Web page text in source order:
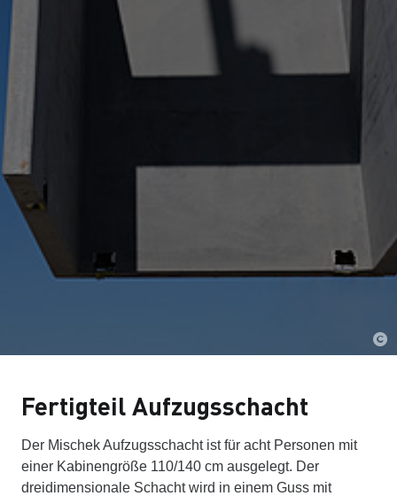
Fertigteil Aufzugsschacht
Der Mischek Aufzugsschacht ist für acht Personen mit
einer Kabinengröße 110/140 cm ausgelegt. Der
dreidimensionale Schacht wird in einem Guss mit